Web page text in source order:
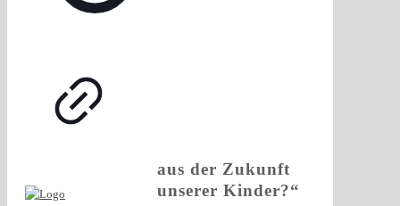
aus der Zukunft
unserer Kinder?“